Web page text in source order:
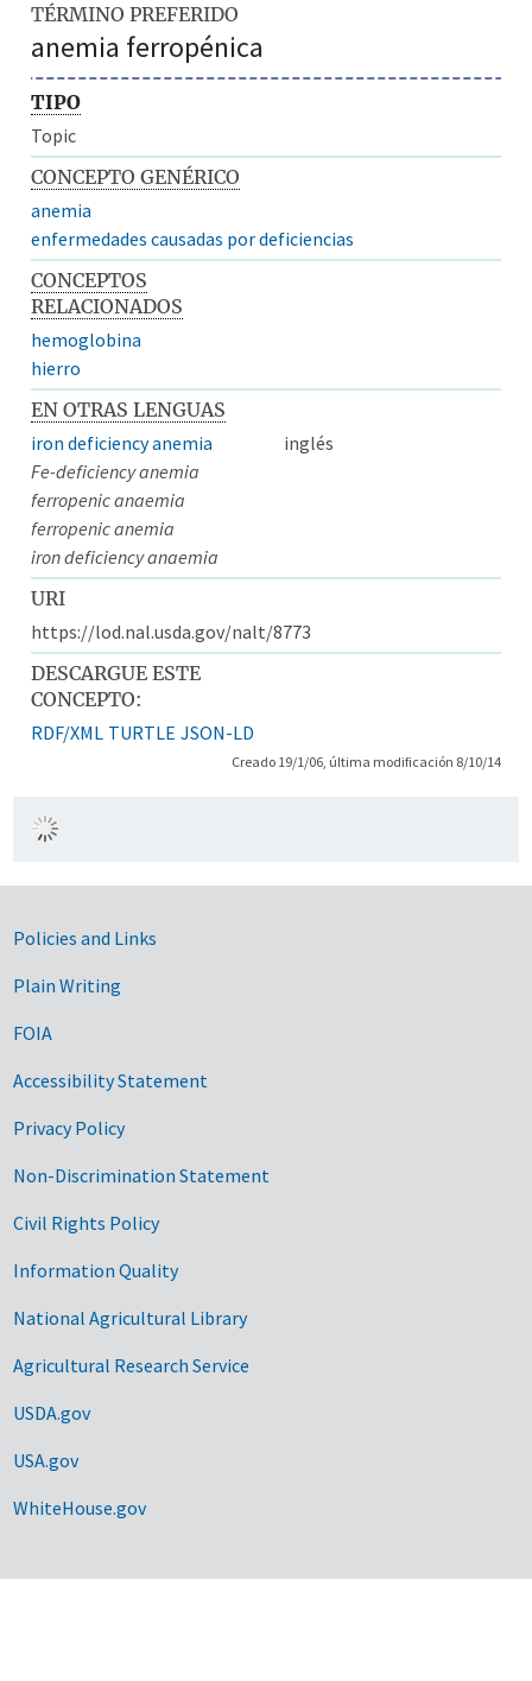
TÉRMINO PREFERIDO
anemia ferropénica
TIPO
Topic
CONCEPTO GENÉRICO
anemia
enfermedades causadas por deficiencias
CONCEPTOS
RELACIONADOS
hemoglobina
hierro
EN OTRAS LENGUAS
iron deficiency anemia
inglés
Fe-deficiency anemia
ferropenic anaemia
ferropenic anemia
iron deficiency anaemia
URI
https://lod.nal.usda.gov/nalt/8773
DESCARGUE ESTE
CONCEPTO:
RDF/XML TURTLE JSON-LD
Creado 19/1/06, última modificación 8/10/14
Government Links
Policies and Links
Plain Writing
FOIA
Accessibility Statement
Privacy Policy
Non-Discrimination Statement
Civil Rights Policy
Information Quality
National Agricultural Library
Agricultural Research Service
USDA.gov
USA.gov
WhiteHouse.gov